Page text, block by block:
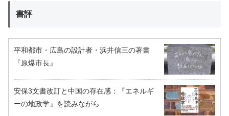
書評
平和都市・広島の設計者・浜井信三の著書
『原爆市長』
安保3文書改訂と中国の存在感：『エネルギ
ーの地政学』を読みながら